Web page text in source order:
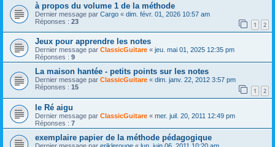
à propos du volume 1 de la méthode
Dernier message par Cargo « dim. févr. 01, 2026 10:57 am
Réponses : 23 1 2
Jeux pour apprendre les notes
Dernier message par ClassicGuitare « jeu. mai 01, 2025 12:35 pm
Réponses : 9
La maison hantée - petits points sur les notes
Dernier message par ClassicGuitare « dim. janv. 22, 2012 3:57 pm
Réponses : 15 1 2
le Ré aigu
Dernier message par ClassicGuitare « mer. juil. 20, 2011 12:49 pm
Réponses : 7
exemplaire papier de la méthode pédagogique